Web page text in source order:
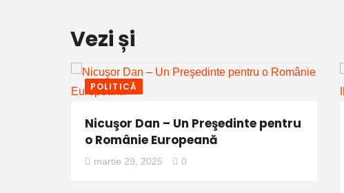
Vezi și
POLITICĂ
Nicuşor Dan – Un Preşedinte pentru
o Românie Europeană
martie 29, 2025 0